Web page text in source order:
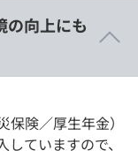
の向上にも
険／厚生年金）
ていますので、